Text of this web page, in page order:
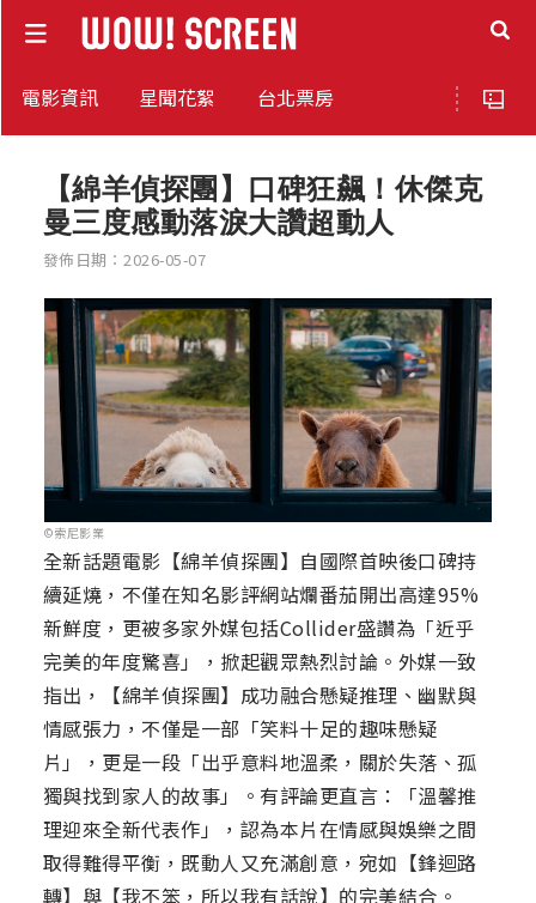
電影資訊 星聞花絮 台北票房
【綿羊偵探團】口碑狂飆！休傑克
曼三度感動落淚大讚超動人
發佈日期：2026-05-07
©索尼影業
全新話題電影【綿羊偵探團】自國際首映後口碑持
續延燒，不僅在知名影評網站爛番茄開出高達95%
新鮮度，更被多家外媒包括Collider盛讚為「近乎
完美的年度驚喜」，掀起觀眾熱烈討論。外媒一致
指出，【綿羊偵探團】成功融合懸疑推理、幽默與
情感張力，不僅是一部「笑料十足的趣味懸疑
片」，更是一段「出乎意料地溫柔，關於失落、孤
獨與找到家人的故事」。有評論更直言：「溫馨推
理迎來全新代表作」，認為本片在情感與娛樂之間
取得難得平衡，既動人又充滿創意，宛如【鋒迴路
轉】與【我不笨，所以我有話說】的完美結合。